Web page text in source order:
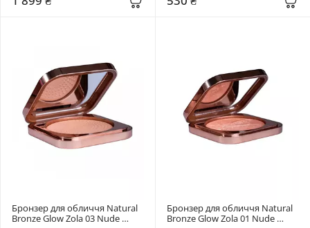
Бронзер для обличчя Natural
Bronze Glow Zola 03 Nude
Бронзер для обличчя Natural
Bronze Glow Zola 01 Nude